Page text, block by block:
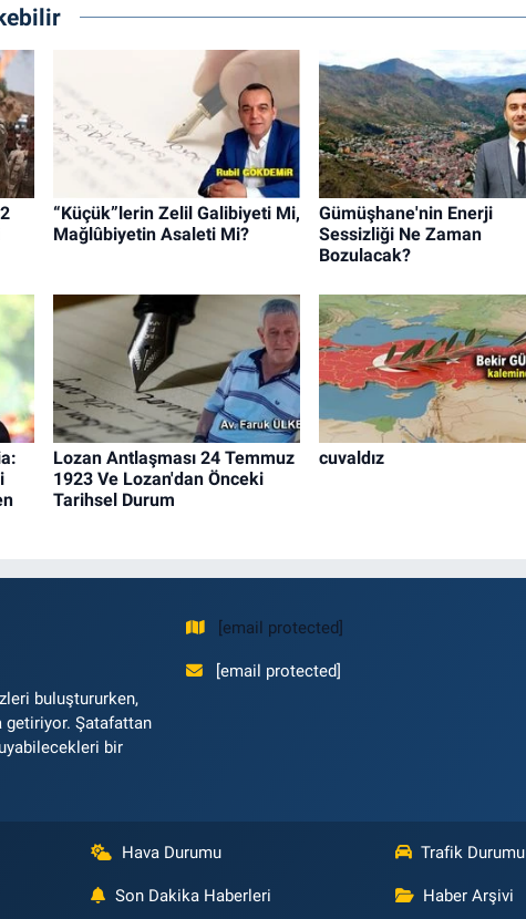
“Küçük”lerin Zelil Galibiyeti Mi,
Mağlûbiyetin Asaleti Mi?
Gümüşhane'nin Enerji
Sessizliği Ne Zaman
Bozulacak?
Lozan Antlaşması 24 Temmuz
1923 Ve Lozan'dan Önceki
Tarihsel Durum
cuvaldız
buluştururken,
getiriyor. Şatafattan
bir
[email protected]
[email protected]
Hava Durumu Trafik Durumu
Son Dakika Haberleri Haber Arşivi